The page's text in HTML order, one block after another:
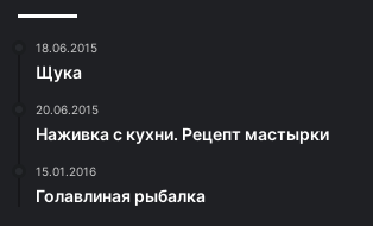
18.06.2015
Щука
20.06.2015
Наживка с кухни. Рецепт мастырки
15.01.2016
Голавлиная рыбалка